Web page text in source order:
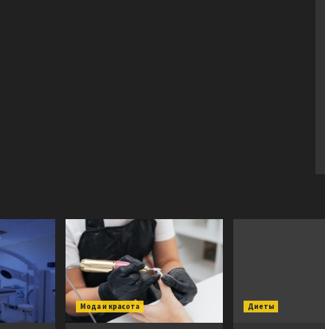
Мода и красота Диеты